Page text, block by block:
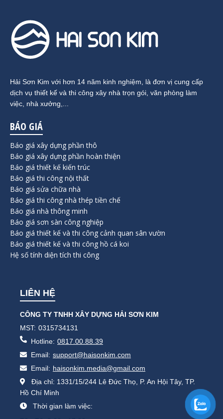
Hải Sơn Kim với hơn 14 năm kinh nghiệm, là đơn vị cung cấp
dịch vụ thiết kế và thi công xây nhà trọn gói, văn phòng làm
việc, nhà xưởng,...
BÁO GIÁ
Báo giá xây dựng phần thô
Báo giá xây dựng phần hoàn thiện
Báo giá thiết kế kiến trúc
Báo giá thi công nội thất
Báo giá sửa chữa nhà
Báo giá thi công nhà thép tiền chế
Báo giá nhà thông minh
Báo giá sơn sàn công nghiệp
Báo giá thiết kế và thi công cảnh quan sân vườn
Báo giá thiết kế và thi công hồ cá koi
Hệ số tính diện tích thi công
LIÊN HỆ
CÔNG TY TNHH XÂY DỰNG HẢI SƠN KIM
MST: 0315734131
Hotline: 0817.00.88.39
Email: support@haisonkim.com
Email: haisonkim.media@gmail.com
Địa chỉ: 1331/15/244 Lê Đức Thọ, P. An Hội Tây, TP.
Hồ Chí Minh
Thời gian làm việc: